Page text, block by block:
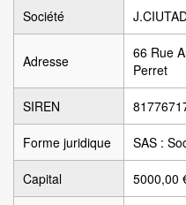
Société
Adresse
66 Rue
Perret
SIREN
Forme juridique SAS :
Capital 5000,00